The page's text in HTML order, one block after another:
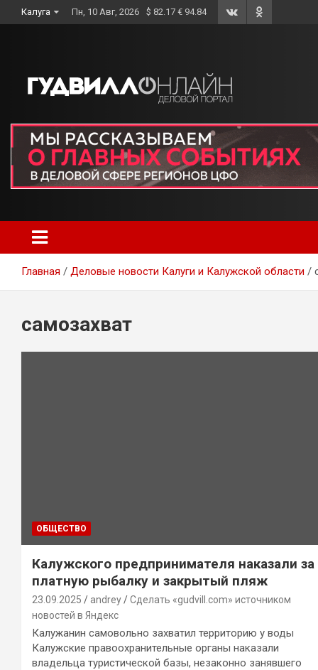
to
Калуга Пн, 10 Авг, 2026 $ 82.17 € 94.84
Главная Деловые новости Калуги и Калужской области
самозахват
ОБЩЕСТВО
Калужского предпринимателя наказали за
платную рыбалку и закрытый пляж
23.09.2025 andrey
Сделать «gudvill.com» источником
новостей в Яндекс
Калужанин самовольно захватил территорию у воды
Калужские правоохранительные органы наказали
владельца туристической базы, незаконно занявшего